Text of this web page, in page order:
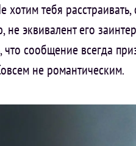
хотим тебя
эквивалент его
что сообщение всегда
не романтическим.